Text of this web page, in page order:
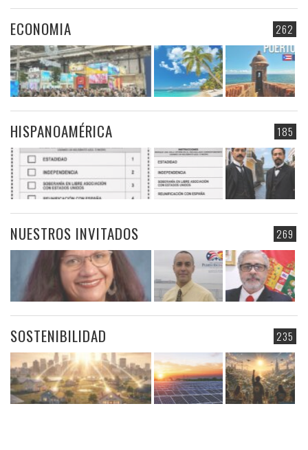
262
ECONOMIA
185
HISPANOAMÉRICA
269
NUESTROS INVITADOS
235
SOSTENIBILIDAD